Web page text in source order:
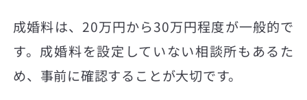
成婚料は、20万円から30万円程度が一般的で
す。成婚料を設定していない相談所もあるた
め、事前に確認することが大切です。